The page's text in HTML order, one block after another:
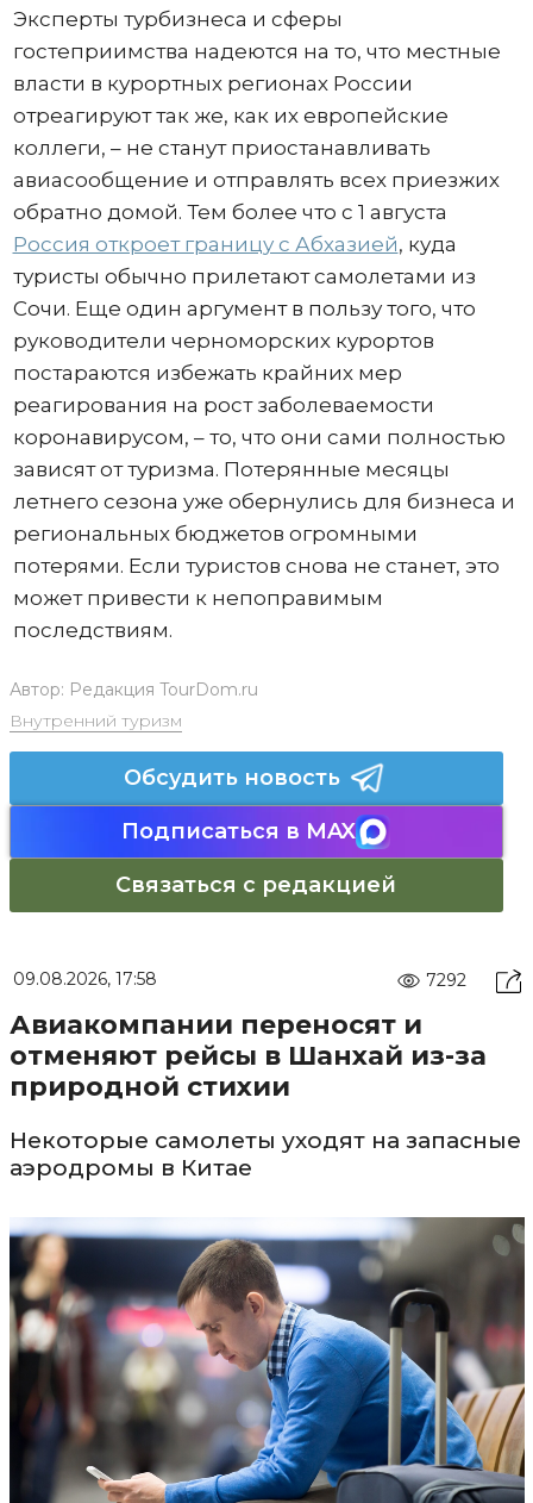
Эксперты турбизнеса и сферы
гостеприимства надеются на то, что местные
власти в курортных регионах России
отреагируют так же, как их европейские
коллеги, – не станут приостанавливать
авиасообщение и отправлять всех приезжих
обратно домой. Тем более что с 1 августа
Россия откроет границу с Абхазией, куда
туристы обычно прилетают самолетами из
Сочи. Еще один аргумент в пользу того, что
руководители черноморских курортов
постараются избежать крайних мер
реагирования на рост заболеваемости
коронавирусом, – то, что они сами полностью
зависят от туризма. Потерянные месяцы
летнего сезона уже обернулись для бизнеса и
региональных бюджетов огромными
потерями. Если туристов снова не станет, это
может привести к непоправимым
последствиям.
Автор: Редакция TourDom.ru
Внутренний туризм
Обсудить новость
Подписаться в MAX
Связаться с редакцией
09.08.2026, 17:58 7292
Авиакомпании переносят и
отменяют рейсы в Шанхай из-за
природной стихии
Некоторые самолеты уходят на запасные
аэродромы в Китае